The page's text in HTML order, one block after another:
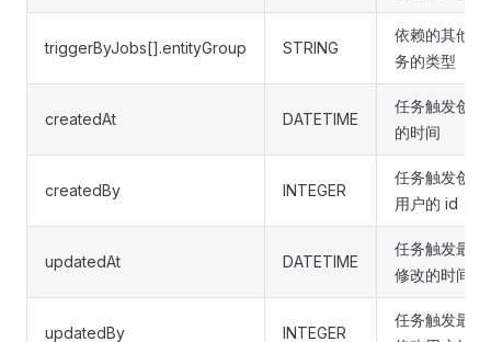
triggerByJobs[].entityGroup STRING
依赖的其他任
务的类型
createdAt DATETIME
任务触发创建
的时间
createdBy INTEGER
任务触发创建
用户的 id
updatedAt DATETIME
任务触发最后
修改的时间
updatedBy INTEGER
任务触发最后